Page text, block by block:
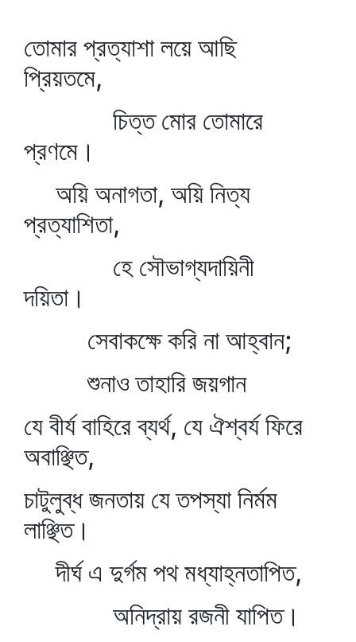
তোমার প্রত্যাশা লয়ে আছি
প্রিয়তমে,
চিত্ত মোর তোমারে
প্রণমে।
অয়ি অনাগতা, অয়ি নিত্য
প্রত্যাশিতা,
হে সৌভাগ্যদায়িনী
দয়িতা।
সেবাকক্ষে করি না আহ্বান;
শুনাও তাহারি জয়গান
যে বীর্য বাহিরে ব্যর্থ, যে ঐশ্বর্য ফিরে
অবাঞ্ছিত,
চাটুলুব্ধ জনতায় যে তপস্যা নির্মম
লাঞ্ছিত।
দীর্ঘ এ দুর্গম পথ মধ্যাহ্নতাপিত,
অনিদ্রায় রজনী যাপিত।